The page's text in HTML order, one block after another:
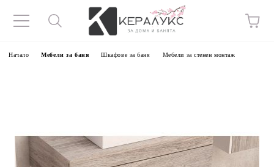
Начало Мебели за баня Шкафове за баня Мебели за стенен монтаж